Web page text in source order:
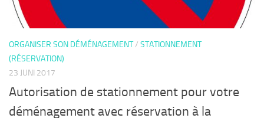
ORGANISER SON DÉMÉNAGEMENT/ STATIONNEMENT
(RÉSERVATION)
23 JUNI 2017
Autorisation de stationnement pour votre
déménagement avec réservation à la